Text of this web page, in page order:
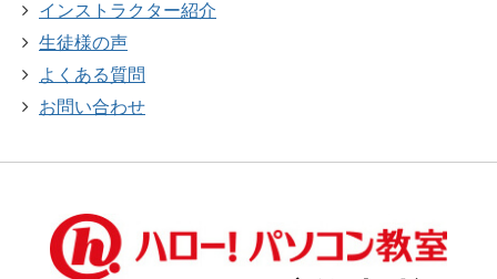
インストラクター紹介
生徒様の声
よくある質問
お問い合わせ